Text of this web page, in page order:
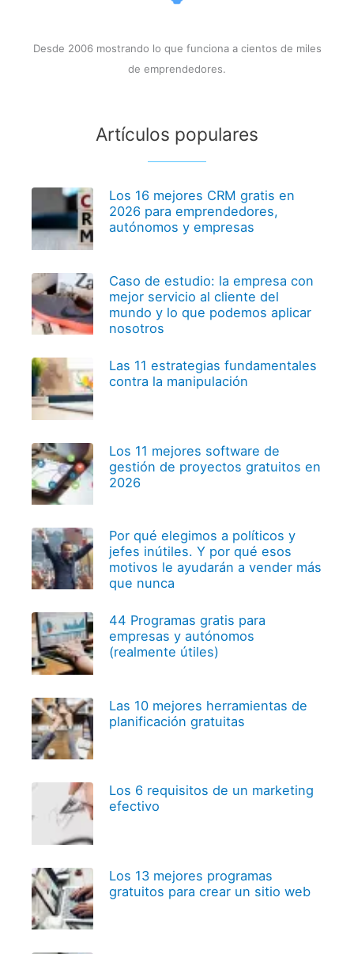
Desde 2006 mostrando lo que funciona a cientos de miles
de emprendedores.
Artículos populares
Los 16 mejores CRM gratis en
2026 para emprendedores,
autónomos y empresas
Caso de estudio: la empresa con
mejor servicio al cliente del
mundo y lo que podemos aplicar
nosotros
Las 11 estrategias fundamentales
contra la manipulación
Los 11 mejores software de
gestión de proyectos gratuitos en
2026
Por qué elegimos a políticos y
jefes inútiles. Y por qué esos
motivos le ayudarán a vender más
que nunca
44 Programas gratis para
empresas y autónomos
(realmente útiles)
Las 10 mejores herramientas de
planificación gratuitas
Los 6 requisitos de un marketing
efectivo
Los 13 mejores programas
gratuitos para crear un sitio web